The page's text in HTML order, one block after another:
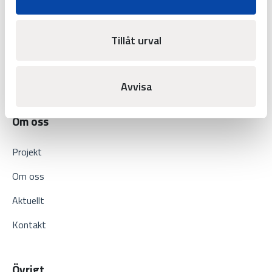
Tillåt urval
Avvisa
Om oss
Projekt
Om oss
Aktuellt
Kontakt